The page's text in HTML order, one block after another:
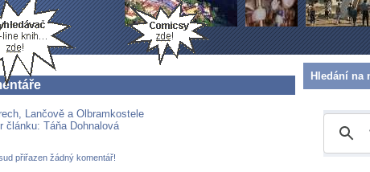
Lančově a Olbramkostele
článku: Táňa Dohnalová
přiřazen žádný komentář!
Hledání na